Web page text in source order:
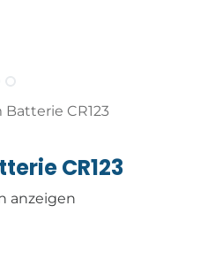
CR123
CR123
anzeigen